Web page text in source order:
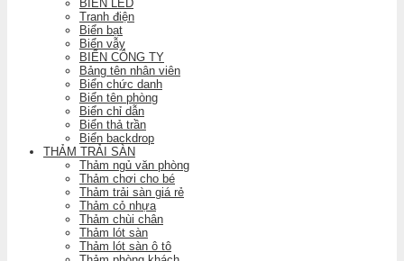
BIỂN LED
Tranh điện
Biển bạt
Biển vẫy
BIỂN CÔNG TY
Bảng tên nhân viên
Biển chức danh
Biển tên phòng
Biển chỉ dẫn
Biển thả trần
Biển backdrop
THẢM TRẢI SÀN
Thảm ngủ văn phòng
Thảm chơi cho bé
Thảm trải sàn giá rẻ
Thảm cỏ nhựa
Thảm chùi chân
Thảm lót sàn
Thảm lót sàn ô tô